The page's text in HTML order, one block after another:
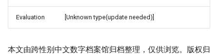
Evaluation [Unknown type(update needed)]
本文由跨性别中文数字档案馆归档整理，仅供浏览。版权归